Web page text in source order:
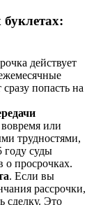
действует
попасть на
или
трудностями,
году суды
о просрочках.
. Если вы
рассрочки,
сделку. Это